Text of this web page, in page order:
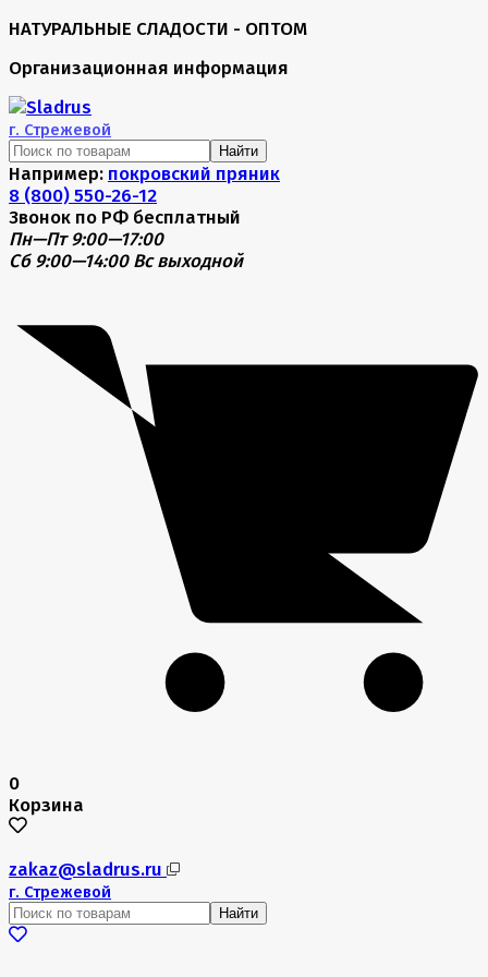
НАТУРАЛЬНЫЕ СЛАДОСТИ - ОПТОМ
Организационная информация
г. Стрежевой
Найти
Например: покровский пряник
8 (800) 550-26-12
Звонок по РФ бесплатный
Пн—Пт 9:00—17:00
Сб 9:00—14:00 Вс выходной
0
Корзина
zakaz@sladrus.ru
г. Стрежевой
Найти